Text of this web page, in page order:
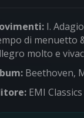
I.
di menuetto
molto e
Beethoven,
EMI Classics